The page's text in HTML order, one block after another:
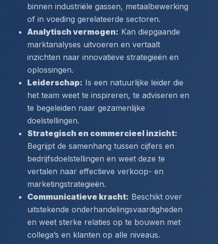
binnen industriële gassen, metaalbewerking
of in voeding gerelateerde sectoren.
Analytisch vermogen: Kan diepgaande
marktanalyses uitvoeren en vertaalt
inzichten naar innovatieve strategieën en
oplossingen.
Leiderschap: Is een natuurlijke leider die
het team weet te inspireren, te adviseren en
te begeleiden naar gezamenlijke
doelstellingen.
Strategisch en commercieel inzicht:
Begrijpt de samenhang tussen cijfers en
bedrijfsdoelstellingen en weet deze te
vertalen naar effectieve verkoop- en
marketingstrategieën.
Communicatieve kracht: Beschikt over
uitstekende onderhandelingsvaardigheden
en weet sterke relaties op te bouwen met
collega’s en klanten op alle niveaus.